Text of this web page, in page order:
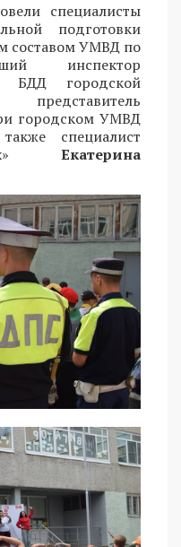
специалисты
подготовки
составом УМВД по
инспектор
БДД городской
городском УМВД
специалист
Екатерина